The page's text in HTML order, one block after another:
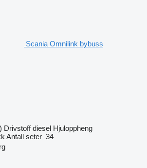
Scania Omnilink bybuss
Drivstoff diesel Hjuloppheng
Antall seter 34